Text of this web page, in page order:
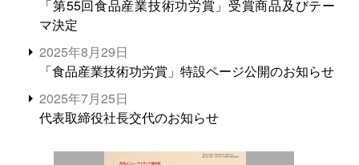
「第55回食品産業技術功労賞」受賞商品及びテー
マ決定
2025年8月29日
「食品産業技術功労賞」特設ページ公開のお知らせ
2025年7月25日
代表取締役社長交代のお知らせ